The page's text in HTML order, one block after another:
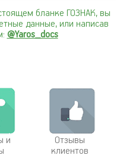
бланке ГОЗНАК, вы
данные, или написав
@Yaros_docs
и
Отзывы
клиентов